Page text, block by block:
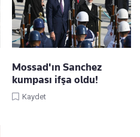
Mossad'ın Sanchez
kumpası ifşa oldu!
Kaydet